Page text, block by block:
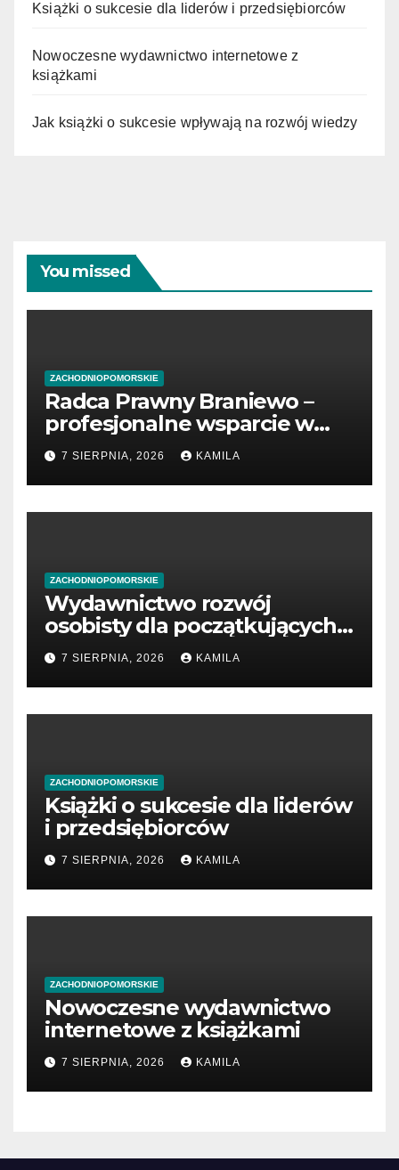
Książki o sukcesie dla liderów i przedsiębiorców
Nowoczesne wydawnictwo internetowe z
książkami
Jak książki o sukcesie wpływają na rozwój wiedzy
You missed
ZACHODNIOPOMORSKIE
Radca Prawny Braniewo –
profesjonalne wsparcie w
sprawach prawnych
7 SIERPNIA, 2026 KAMILA
ZACHODNIOPOMORSKIE
Wydawnictwo rozwój
osobisty dla początkujących
przedsiębiorców
7 SIERPNIA, 2026 KAMILA
ZACHODNIOPOMORSKIE
Książki o sukcesie dla liderów
i przedsiębiorców
7 SIERPNIA, 2026 KAMILA
ZACHODNIOPOMORSKIE
Nowoczesne wydawnictwo
internetowe z książkami
7 SIERPNIA, 2026 KAMILA